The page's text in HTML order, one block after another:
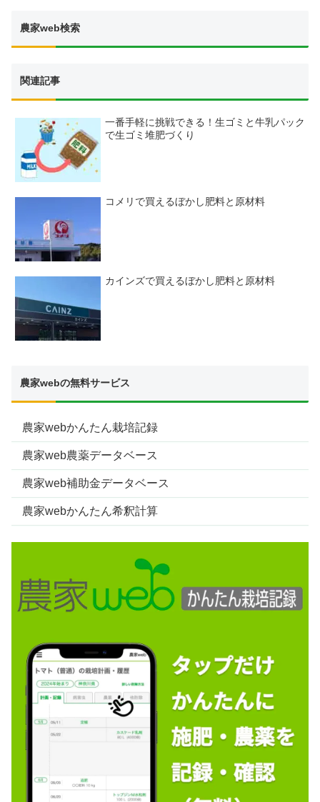
農家web検索
関連記事
一番手軽に挑戦できる！生ゴミと牛乳パック
で生ゴミ堆肥づくり
コメリで買えるぼかし肥料と原材料
カインズで買えるぼかし肥料と原材料
農家webの無料サービス
農家webかんたん栽培記録
農家web農薬データベース
農家web補助金データベース
農家webかんたん希釈計算